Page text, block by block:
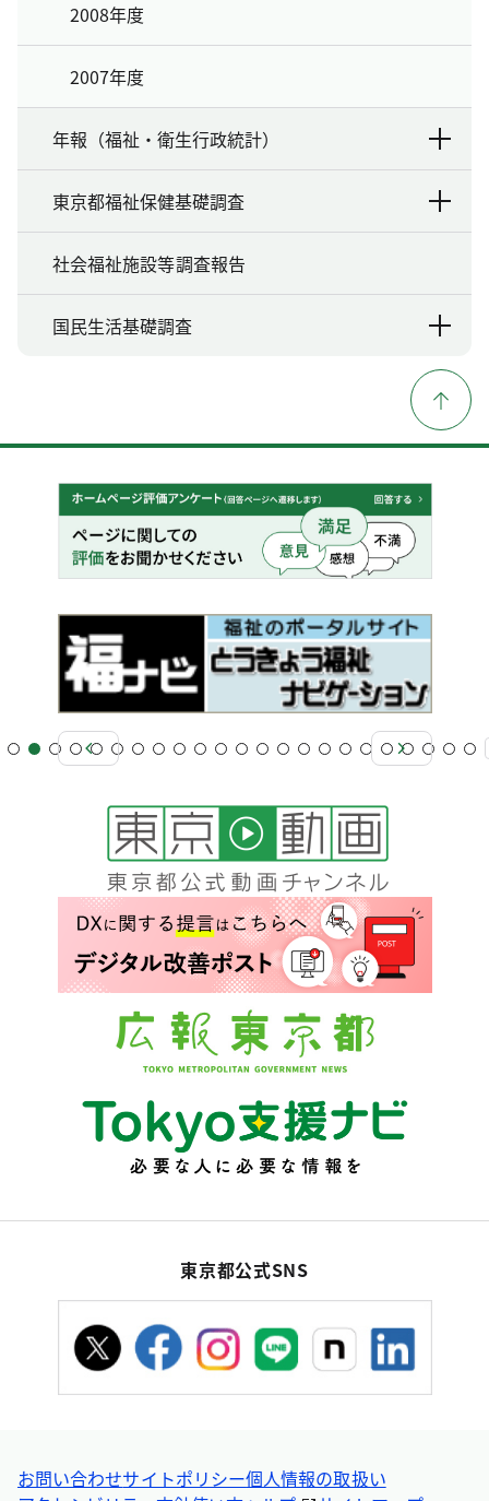
2008年度
2007年度
年報（福祉・衛生行政統計）
東京都福祉保健基礎調査
社会福祉施設等調査報告
国民生活基礎調査
東京都公式SNS
お問い合わせサイトポリシー個人情報の取扱い